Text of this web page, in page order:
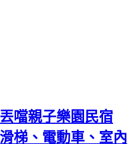
噹親子樂園民宿
梯、電動車、室內